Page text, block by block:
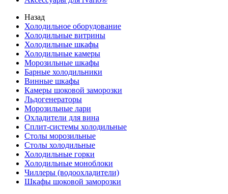
Назад
Холодильное оборудование
Холодильные витрины
Холодильные шкафы
Холодильные камеры
Морозильные шкафы
Барные холодильники
Винные шкафы
Камеры шоковой заморозки
Льдогенераторы
Морозильные лари
Охладители для вина
Сплит-системы холодильные
Столы морозильные
Столы холодильные
Холодильные горки
Холодильные моноблоки
Чиллеры (водоохладители)
Шкафы шоковой заморозки